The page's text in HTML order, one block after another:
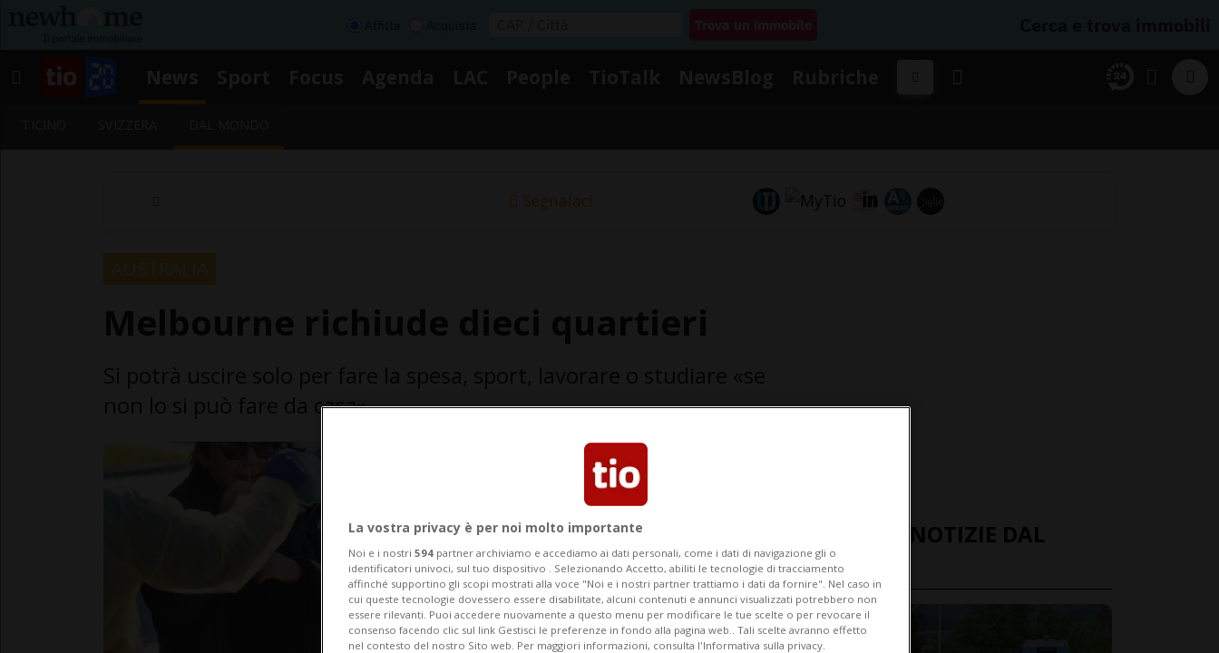
Segnalaci
non lo si può fare da casa»
ULTIME NOTIZIE DAL
MONDO
La vostra privacy è per noi molto importante
Noi e i nostri 594 partner archiviamo e accediamo ai dati personali, come i dati di navigazione gli o
identificatori univoci, sul tuo dispositivo . Selezionando Accetto, abiliti le tecnologie di tracciamento
affinché supportino gli scopi mostrati alla voce "Noi e i nostri partner trattiamo i dati da fornire". Nel caso in
cui queste tecnologie dovessero essere disabilitate, alcuni contenuti e annunci visualizzati potrebbero non
essere rilevanti. Puoi accedere nuovamente a questo menu per modificare le tue scelte o per revocare il
consenso facendo clic sul link Gestisci le preferenze in fondo alla pagina web.. Tali scelte avranno effetto
nel contesto del nostro Sito web. Per maggiori informazioni, consulta l'Informativa sulla privacy.